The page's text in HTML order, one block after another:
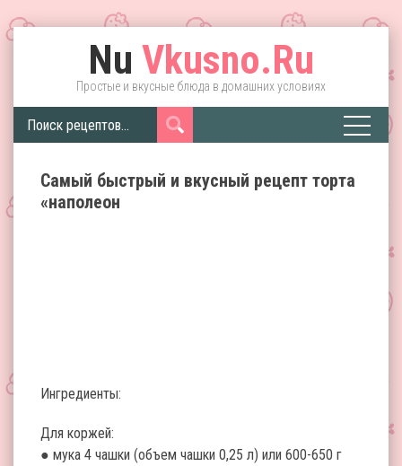
Nu Vkusno.Ru
Простые и вкусные блюда в домашних условиях
Самый быстрый и вкусный рецепт торта
«наполеон
Ингредиенты:
Для коржей:
● мука 4 чашки (объем чашки 0,25 л) или 600-650 г